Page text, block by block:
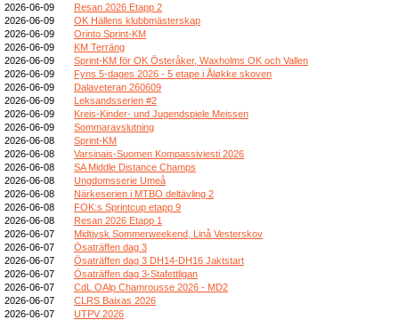
2026-06-09
Resan 2026 Etapp 2
2026-06-09
OK Hällens klubbmästerskap
2026-06-09
Orinto Sprint-KM
2026-06-09
KM Terräng
2026-06-09
Sprint-KM för OK Österåker, Waxholms OK och Vallen
2026-06-09
Fyns 5-dages 2026 - 5 etape i Åløkke skoven
2026-06-09
Dalaveteran 260609
2026-06-09
Leksandsserien #2
2026-06-09
Kreis-Kinder- und Jugendspiele Meissen
2026-06-09
Sommaravslutning
2026-06-08
Sprint-KM
2026-06-08
Varsinais-Suomen Kompassiviesti 2026
2026-06-08
SA Middle Distance Champs
2026-06-08
Ungdomsserie Umeå
2026-06-08
Närkeserien i MTBO deltävling 2
2026-06-08
FOK:s Sprintcup etapp 9
2026-06-08
Resan 2026 Etapp 1
2026-06-07
Midtjysk Sommerweekend, Linå Vesterskov
2026-06-07
Ösaträffen dag 3
2026-06-07
Ösaträffen dag 3 DH14-DH16 Jaktstart
2026-06-07
Ösaträffen dag 3-Stafettligan
2026-06-07
CdL OAlp Chamrousse 2026 - MD2
2026-06-07
CLRS Baixas 2026
2026-06-07
UTPV 2026